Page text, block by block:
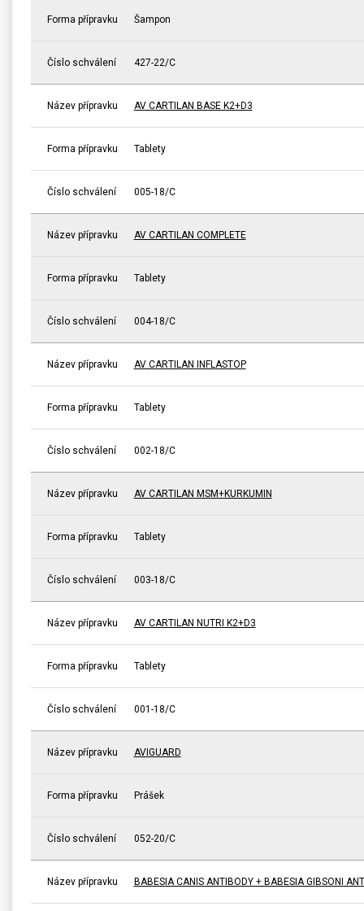
Forma přípravku Šampon
Číslo schválení 427-22/C
Název přípravku AV CARTILAN BASE K2+D3
Forma přípravku Tablety
Číslo schválení 005-18/C
Název přípravku AV CARTILAN COMPLETE
Forma přípravku Tablety
Číslo schválení 004-18/C
Název přípravku AV CARTILAN INFLASTOP
Forma přípravku Tablety
Číslo schválení 002-18/C
Název přípravku AV CARTILAN MSM+KURKUMIN
Forma přípravku Tablety
Číslo schválení 003-18/C
Název přípravku AV CARTILAN NUTRI K2+D3
Forma přípravku Tablety
Číslo schválení 001-18/C
Název přípravku AVIGUARD
Forma přípravku Prášek
Číslo schválení 052-20/C
Název přípravku BABESIA CANIS ANTIBODY + BABESIA GIBSONI